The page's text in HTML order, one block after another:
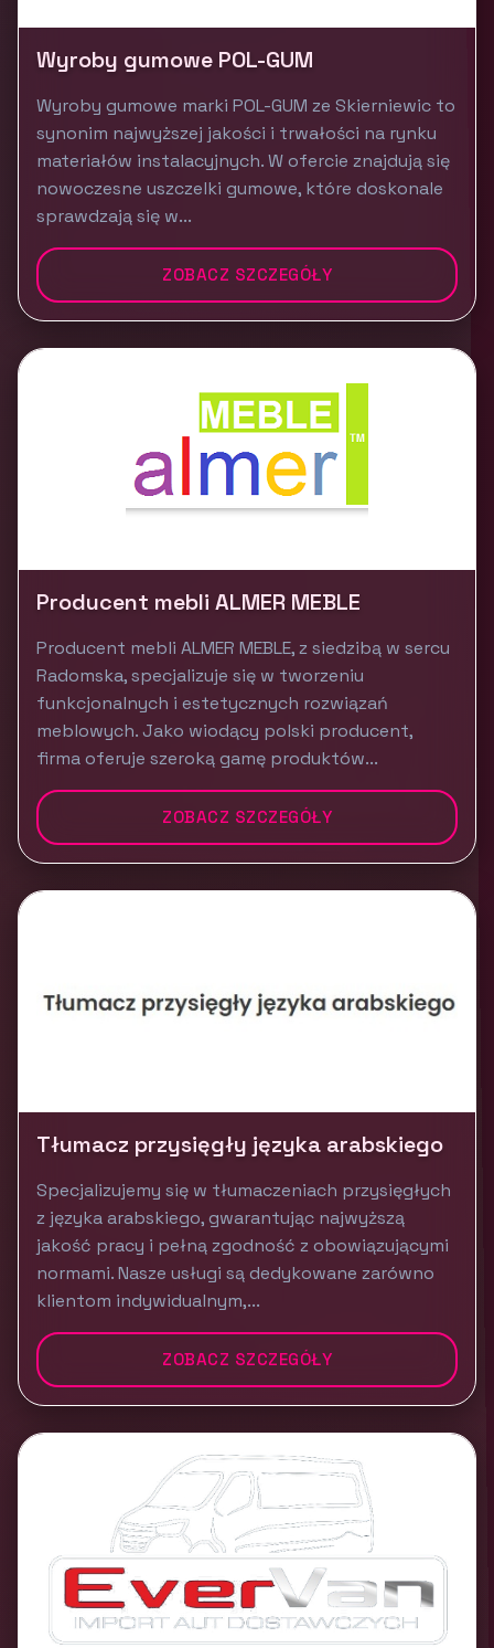
Wyroby gumowe POL-GUM
Wyroby gumowe marki POL-GUM ze Skierniewic to
synonim najwyższej jakości i trwałości na rynku
materiałów instalacyjnych. W ofercie znajdują się
nowoczesne uszczelki gumowe, które doskonale
sprawdzają się w...
ZOBACZ SZCZEGÓŁY
Producent mebli ALMER MEBLE
Producent mebli ALMER MEBLE, z siedzibą w sercu
Radomska, specjalizuje się w tworzeniu
funkcjonalnych i estetycznych rozwiązań
meblowych. Jako wiodący polski producent,
firma oferuje szeroką gamę produktów...
ZOBACZ SZCZEGÓŁY
Tłumacz przysięgły języka arabskiego
Specjalizujemy się w tłumaczeniach przysięgłych
z języka arabskiego, gwarantując najwyższą
jakość pracy i pełną zgodność z obowiązującymi
normami. Nasze usługi są dedykowane zarówno
klientom indywidualnym,...
ZOBACZ SZCZEGÓŁY